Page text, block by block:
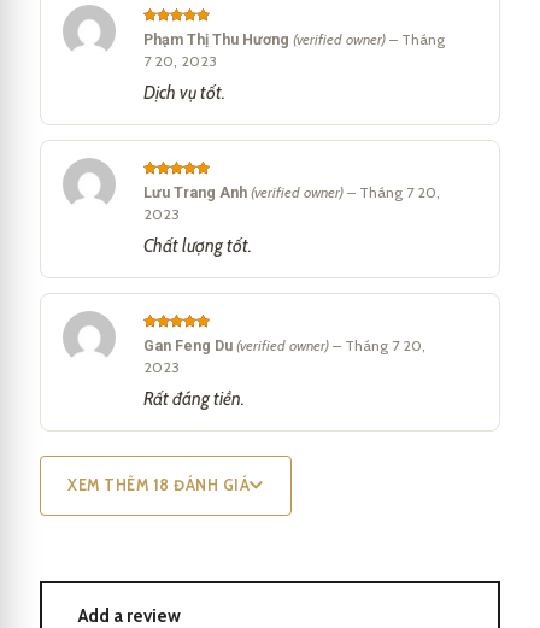
Parker IM 2017 Light Purple CT Fountain Pen 1931632
Bút Parker IM 2017 Light Purple CT Fountain Pen 1931632 là lựa
chọn hoàn hảo cho việc viết hàng ngày và các dịp đặc biệt.
tưởng cho những người thân yêu.
Rated5
out of 5
Phạm Thị Thu Hương (verified owner) – Tháng
7 20, 2023
Dịch vụ tốt.
Rated5
out of 5
Lưu Trang Anh (verified owner) – Tháng 7 20,
2023
Chất lượng tốt.
Rated5
out of 5
Gan Feng Du (verified owner) – Tháng 7 20,
2023
Rất đáng tiền.
XEM THÊM 18 ĐÁNH GIÁ
Add a review